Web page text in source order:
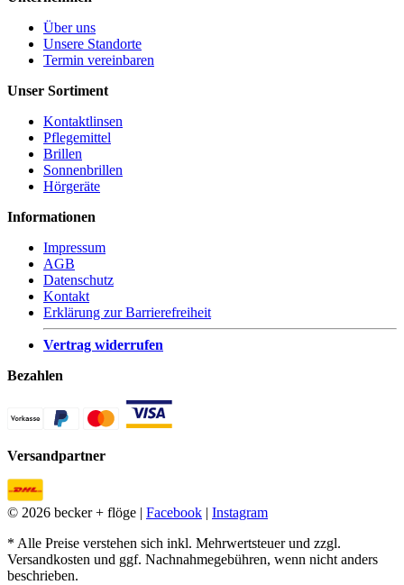
Über uns
Unsere Standorte
Termin vereinbaren
Unser Sortiment
Kontaktlinsen
Pflegemittel
Brillen
Sonnenbrillen
Hörgeräte
Informationen
Impressum
AGB
Datenschutz
Kontakt
Erklärung zur Barrierefreiheit
Vertrag widerrufen
Bezahlen
Versandpartner
© 2026 becker + flöge | Facebook | Instagram
* Alle Preise verstehen sich inkl. Mehrwertsteuer und zzgl.
Versandkosten und ggf. Nachnahmegebühren, wenn nicht anders
beschrieben.